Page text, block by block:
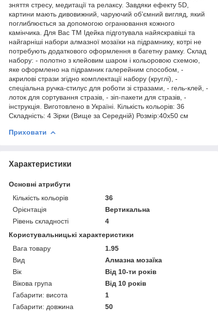
зняття стресу, медитації та релаксу. Завдяки ефекту 5D,
картини мають дивовижний, чаруючий об’ємний вигляд, який
поглиблюється за допомогою огранювання кожного
камінчика. Для Вас ТМ Ідейка підготувала найяскравіші та
найгарніші набори алмазної мозаїки на підрамнику, котрі не
потребують додаткового оформлення в багетну рамку. Склад
набору: - полотно з клейовим шаром і кольоровою схемою,
яке оформлено на підрамник галерейним способом, -
акрилові стрази згідно комплектації набору (круглі), -
спеціальна ручка-стилус для роботи зі стразами, - гель-клей, -
лоток для сортування стразів, - зіп-пакети для стразів, -
інструкція. Виготовлено в Україні. Кількість кольорів: 36
Складність: 4 Зірки (Вище за Середній) Розмір:40х50 см
Приховати
Характеристики
Основні атрибути
Кількість кольорів
36
Орієнтація
Вертикальна
Рівень складності
4
Користувальницькі характеристики
Вага товару
1.95
Вид
Алмазна мозаїка
Вік
Від 10-ти років
Вікова група
Від 10 років
Габарити: висота
1
Габарити: довжина
50